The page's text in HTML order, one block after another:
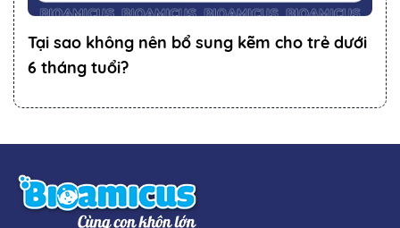
Tại sao không nên bổ sung kẽm cho trẻ dưới
6 tháng tuổi?